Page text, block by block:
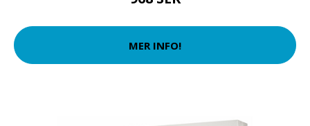
MER INFO!